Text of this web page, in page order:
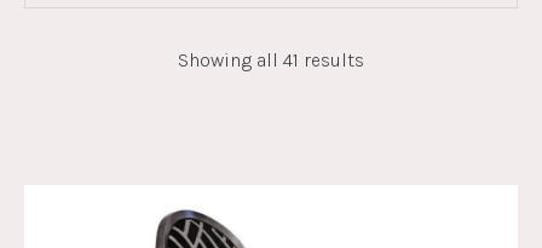
Showing all 41 results